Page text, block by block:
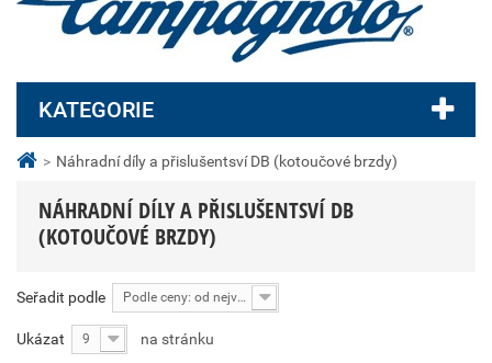
> Náhradní díly a přislušentsví DB (kotoučové brzdy)
NÁHRADNÍ DÍLY A PŘISLUŠENTSVÍ DB
(KOTOUČOVÉ BRZDY)
Seřadit podle Podle ceny: od nejvyšší
Ukázat 9 na stránku
KATEGORIE